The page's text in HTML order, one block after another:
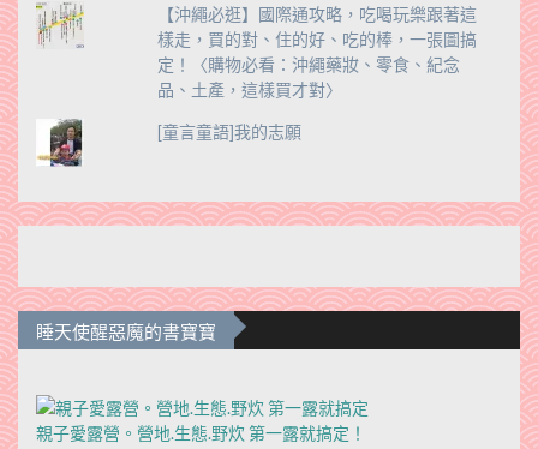
【沖繩必逛】國際通攻略，吃喝玩樂跟著這
樣走，買的對、住的好、吃的棒，一張圖搞
定！〈購物必看：沖繩藥妝、零食、紀念
品、土產，這樣買才對〉
[童言童語]我的志願
睡天使醒惡魔的書寶寶
親子愛露營。營地.生態.野炊 第一露就搞定！